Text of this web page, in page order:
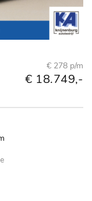
€ 278 p/m
€ 18.749,-